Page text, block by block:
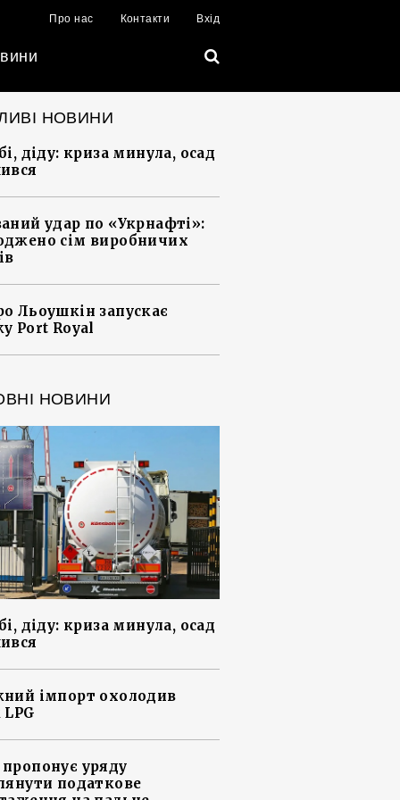
Про нас Контакти Вхід
НОВИНИ
діду: криза минула, осад
удар по «Укрнафті»:
сім виробничих
Льоушкін запускає
Port Royal
НОВИНИ
діду: криза минула, осад
імпорт охолодив
уряду
податкове